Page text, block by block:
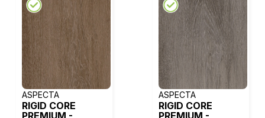
ASPECTA
RIGID CORE
PREMIUM -
ASPECTA
RIGID CORE
PREMIUM -